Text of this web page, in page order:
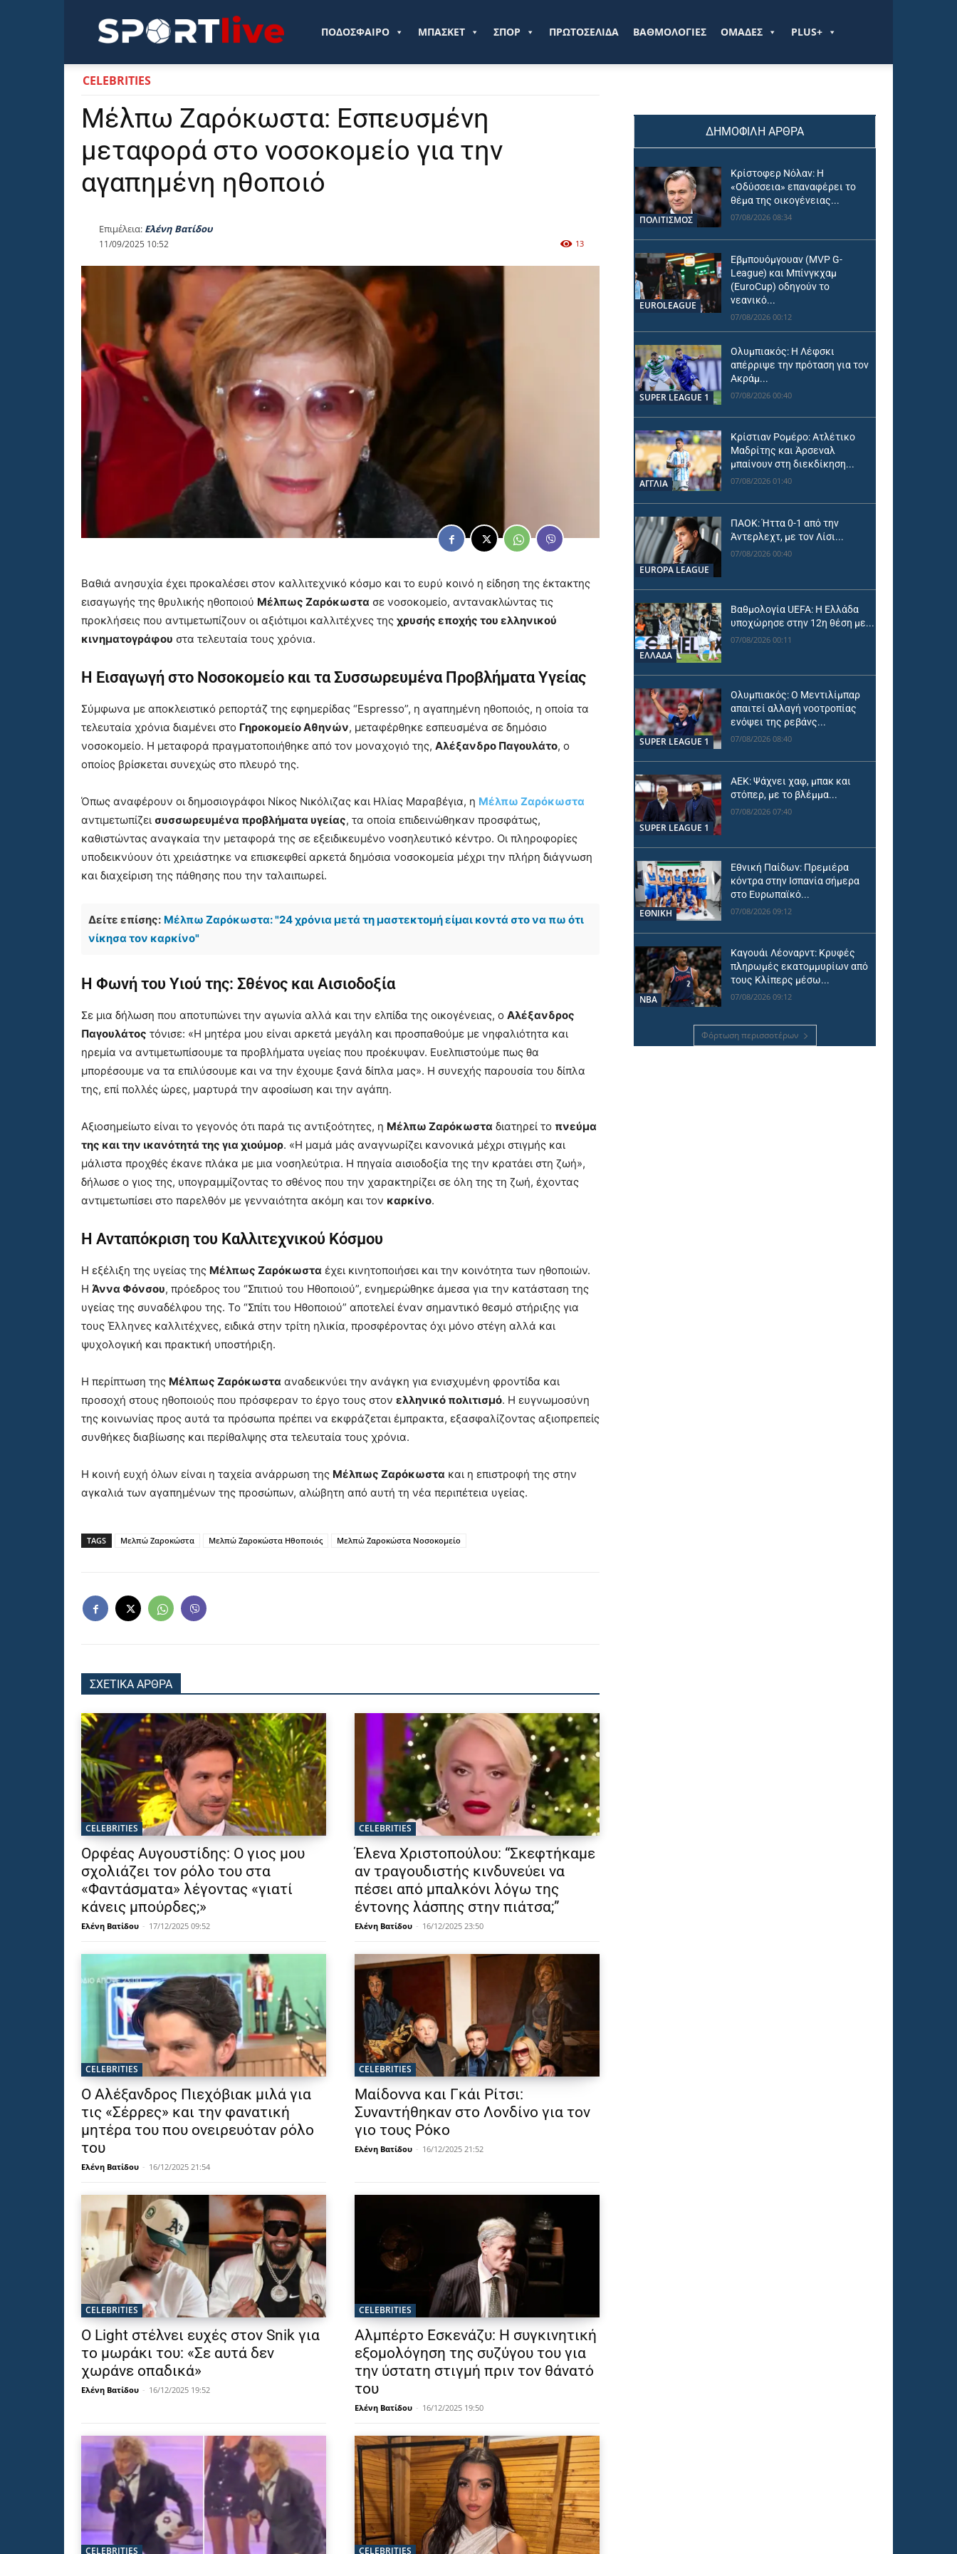
Sportlive.grΠΟΔΟΣΦΑΙΡΟ ΜΠΑΣΚΕΤ ΣΠΟΡ ΠΡΩΤΟΣΕΛΙΔΑ ΒΑΘΜΟΛΟΓΙΕΣ ΟΜΑΔΕΣ PLUS+
CELEBRITIES
Μέλπω Ζαρόκωστα: Εσπευσμένη
μεταφορά στο νοσοκομείο για την
αγαπημένη ηθοποιό
Επιμέλεια: Ελένη Βατίδου
11/09/2025 10:52 13
Βαθιά ανησυχία έχει προκαλέσει στον καλλιτεχνικό κόσμο και το ευρύ κοινό η είδηση της έκτακτης
εισαγωγής της θρυλικής ηθοποιού Μέλπως Ζαρόκωστα σε νοσοκομείο, αντανακλώντας τις
προκλήσεις που αντιμετωπίζουν οι αξιότιμοι καλλιτέχνες της χρυσής εποχής του ελληνικού
κινηματογράφου στα τελευταία τους χρόνια.
Η Εισαγωγή στο Νοσοκομείο και τα Συσσωρευμένα Προβλήματα Υγείας
Σύμφωνα με αποκλειστικό ρεπορτάζ της εφημερίδας “Espresso”, η αγαπημένη ηθοποιός, η οποία τα
τελευταία χρόνια διαμένει στο Γηροκομείο Αθηνών, μεταφέρθηκε εσπευσμένα σε δημόσιο
νοσοκομείο. Η μεταφορά πραγματοποιήθηκε από τον μοναχογιό της, Αλέξανδρο Παγουλάτο, ο
οποίος βρίσκεται συνεχώς στο πλευρό της.
Όπως αναφέρουν οι δημοσιογράφοι Νίκος Νικόλιζας και Ηλίας Μαραβέγια, η Μέλπω Ζαρόκωστα
αντιμετωπίζει συσσωρευμένα προβλήματα υγείας, τα οποία επιδεινώθηκαν προσφάτως,
καθιστώντας αναγκαία την μεταφορά της σε εξειδικευμένο νοσηλευτικό κέντρο. Οι πληροφορίες
υποδεικνύουν ότι χρειάστηκε να επισκεφθεί αρκετά δημόσια νοσοκομεία μέχρι την πλήρη διάγνωση
και διαχείριση της πάθησης που την ταλαιπωρεί.
Δείτε επίσης: Μέλπω Ζαρόκωστα: "24 χρόνια μετά τη μαστεκτομή είμαι κοντά στο να πω ότι
νίκησα τον καρκίνο"
Η Φωνή του Υιού της: Σθένος και Αισιοδοξία
Σε μια δήλωση που αποτυπώνει την αγωνία αλλά και την ελπίδα της οικογένειας, ο Αλέξανδρος
Παγουλάτος τόνισε: «Η μητέρα μου είναι αρκετά μεγάλη και προσπαθούμε με νηφαλιότητα και
ηρεμία να αντιμετωπίσουμε τα προβλήματα υγείας που προέκυψαν. Ευελπιστούμε πως θα
μπορέσουμε να τα επιλύσουμε και να την έχουμε ξανά δίπλα μας». Η συνεχής παρουσία του δίπλα
της, επί πολλές ώρες, μαρτυρά την αφοσίωση και την αγάπη.
Αξιοσημείωτο είναι το γεγονός ότι παρά τις αντιξοότητες, η Μέλπω Ζαρόκωστα διατηρεί το πνεύμα
της και την ικανότητά της για χιούμορ. «Η μαμά μάς αναγνωρίζει κανονικά μέχρι στιγμής και
μάλιστα προχθές έκανε πλάκα με μια νοσηλεύτρια. Η πηγαία αισιοδοξία της την κρατάει στη ζωή»,
δήλωσε ο γιος της, υπογραμμίζοντας το σθένος που την χαρακτηρίζει σε όλη της τη ζωή, έχοντας
αντιμετωπίσει στο παρελθόν με γενναιότητα ακόμη και τον καρκίνο.
Η Ανταπόκριση του Καλλιτεχνικού Κόσμου
Η εξέλιξη της υγείας της Μέλπως Ζαρόκωστα έχει κινητοποιήσει και την κοινότητα των ηθοποιών.
Η Άννα Φόνσου, πρόεδρος του “Σπιτιού του Ηθοποιού”, ενημερώθηκε άμεσα για την κατάσταση της
υγείας της συναδέλφου της. Το “Σπίτι του Ηθοποιού” αποτελεί έναν σημαντικό θεσμό στήριξης για
τους Έλληνες καλλιτέχνες, ειδικά στην τρίτη ηλικία, προσφέροντας όχι μόνο στέγη αλλά και
ψυχολογική και πρακτική υποστήριξη.
Η περίπτωση της Μέλπως Ζαρόκωστα αναδεικνύει την ανάγκη για ενισχυμένη φροντίδα και
προσοχή στους ηθοποιούς που πρόσφεραν το έργο τους στον ελληνικό πολιτισμό. Η ευγνωμοσύνη
της κοινωνίας προς αυτά τα πρόσωπα πρέπει να εκφράζεται έμπρακτα, εξασφαλίζοντας αξιοπρεπείς
συνθήκες διαβίωσης και περίθαλψης στα τελευταία τους χρόνια.
Η κοινή ευχή όλων είναι η ταχεία ανάρρωση της Μέλπως Ζαρόκωστα και η επιστροφή της στην
αγκαλιά των αγαπημένων της προσώπων, αλώβητη από αυτή τη νέα περιπέτεια υγείας.
TAGS Μελπώ Ζαροκώστα Μελπώ Ζαροκώστα Ηθοποιός Μελπώ Ζαροκώστα Νοσοκομείο
ΣΧΕΤΙΚΑ ΑΡΘΡΑ
CELEBRITIES
Ορφέας Αυγουστίδης: Ο γιος μου
σχολιάζει τον ρόλο του στα
«Φαντάσματα» λέγοντας «γιατί
κάνεις μπούρδες;»
Ελένη Βατίδου - 17/12/2025 09:52
CELEBRITIES
Έλενα Χριστοπούλου: “Σκεφτήκαμε
αν τραγουδιστής κινδυνεύει να
πέσει από μπαλκόνι λόγω της
έντονης λάσπης στην πιάτσα;”
Ελένη Βατίδου - 16/12/2025 23:50
CELEBRITIES
Ο Αλέξανδρος Πιεχόβιακ μιλά για
τις «Σέρρες» και την φανατική
μητέρα του που ονειρευόταν ρόλο
του
Ελένη Βατίδου - 16/12/2025 21:54
CELEBRITIES
Μαίδοννα και Γκάι Ρίτσι:
Συναντήθηκαν στο Λονδίνο για τον
γιο τους Ρόκο
Ελένη Βατίδου - 16/12/2025 21:52
CELEBRITIES
Ο Light στέλνει ευχές στον Snik για
το μωράκι του: «Σε αυτά δεν
χωράνε οπαδικά»
Ελένη Βατίδου - 16/12/2025 19:52
CELEBRITIES
Αλμπέρτο Εσκενάζυ: Η συγκινητική
εξομολόγηση της συζύγου του για
την ύστατη στιγμή πριν τον θάνατό
του
Ελένη Βατίδου - 16/12/2025 19:50
CELEBRITIES CELEBRITIES
ΔΗΜΟΦΙΛΗ ΑΡΘΡΑ
ΠΟΛΙΤΙΣΜΟΣ
Κρίστοφερ Νόλαν: Η
«Οδύσσεια» επαναφέρει το
θέμα της οικογένειας...
07/08/2026 08:34
EUROLEAGUE
Εβμπουόμγουαν (MVP G-
League) και Μπίνγκχαμ
(EuroCup) οδηγούν το
νεανικό...
07/08/2026 00:12
SUPER LEAGUE 1
Ολυμπιακός: Η Λέφσκι
απέρριψε την πρόταση για τον
Ακράμ...
07/08/2026 00:40
ΑΓΓΛΙΑ
Κρίστιαν Ρομέρο: Ατλέτικο
Μαδρίτης και Άρσεναλ
μπαίνουν στη διεκδίκηση...
07/08/2026 01:40
EUROPA LEAGUE
ΠΑΟΚ: Ήττα 0-1 από την
Άντερλεχτ, με τον Λίσι...
07/08/2026 00:40
ΕΛΛΑΔΑ
Βαθμολογία UEFA: Η Ελλάδα
υποχώρησε στην 12η θέση με...
07/08/2026 00:11
SUPER LEAGUE 1
Ολυμπιακός: Ο Μεντιλίμπαρ
απαιτεί αλλαγή νοοτροπίας
ενόψει της ρεβάνς...
07/08/2026 08:40
SUPER LEAGUE 1
ΑΕΚ: Ψάχνει χαφ, μπακ και
στόπερ, με το βλέμμα...
07/08/2026 07:40
ΕΘΝΙΚΉ
Εθνική Παίδων: Πρεμιέρα
κόντρα στην Ισπανία σήμερα
στο Ευρωπαϊκό...
07/08/2026 09:12
NBA
Καγουάι Λέοναρντ: Κρυφές
πληρωμές εκατομμυρίων από
τους Κλίπερς μέσω...
07/08/2026 09:12
Φόρτωση περισσοτέρων